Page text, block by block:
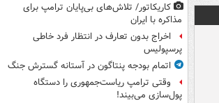
کاریکاتور/ تلاش‌های بی‌پایان ترامپ برای
مذاکره با ایران
اخراج بدون تعارف در انتظار فرد خاطی
پرسپولیس
اتمام بودجه پنتاگون در آستانه گسترش جنگ
وقتی ترامپ ریاست‌جمهوری را دستگاه
پول‌سازی می‌بیند!